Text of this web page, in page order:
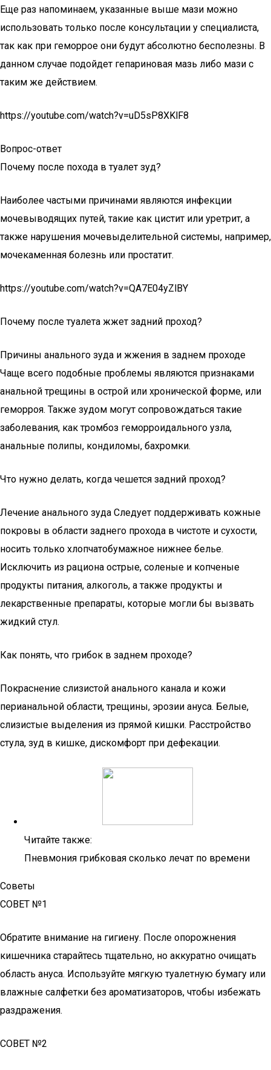
Еще раз напоминаем, указанные выше мази можно
использовать только после консультации у специалиста,
так как при геморрое они будут абсолютно бесполезны. В
данном случае подойдет гепариновая мазь либо мази с
таким же действием.
https://youtube.com/watch?v=uD5sP8XKlF8
Вопрос-ответ
Почему после похода в туалет зуд?
Наиболее частыми причинами являются инфекции
мочевыводящих путей, такие как цистит или уретрит, а
также нарушения мочевыделительной системы, например,
мочекаменная болезнь или простатит.
https://youtube.com/watch?v=QA7E04yZlBY
Почему после туалета жжет задний проход?
Причины анального зуда и жжения в заднем проходе
Чаще всего подобные проблемы являются признаками
анальной трещины в острой или хронической форме, или
геморроя. Также зудом могут сопровождаться такие
заболевания, как тромбоз геморроидального узла,
анальные полипы, кондиломы, бахромки.
Что нужно делать, когда чешется задний проход?
Лечение анального зуда Следует поддерживать кожные
покровы в области заднего прохода в чистоте и сухости,
носить только хлопчатобумажное нижнее белье.
Исключить из рациона острые, соленые и копченые
продукты питания, алкоголь, а также продукты и
лекарственные препараты, которые могли бы вызвать
жидкий стул.
Как понять, что грибок в заднем проходе?
Покраснение слизистой анального канала и кожи
перианальной области, трещины, эрозии ануса. Белые,
слизистые выделения из прямой кишки. Расстройство
стула, зуд в кишке, дискомфорт при дефекации.
Читайте также:
Пневмония грибковая сколько лечат по времени
Советы
СОВЕТ №1
Обратите внимание на гигиену. После опорожнения
кишечника старайтесь тщательно, но аккуратно очищать
область ануса. Используйте мягкую туалетную бумагу или
влажные салфетки без ароматизаторов, чтобы избежать
раздражения.
СОВЕТ №2